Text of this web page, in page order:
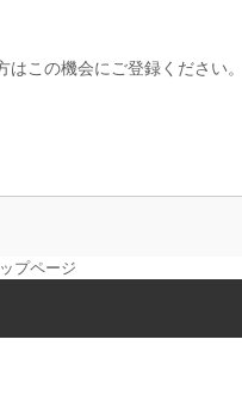
この機会にご登録ください。
ップページ